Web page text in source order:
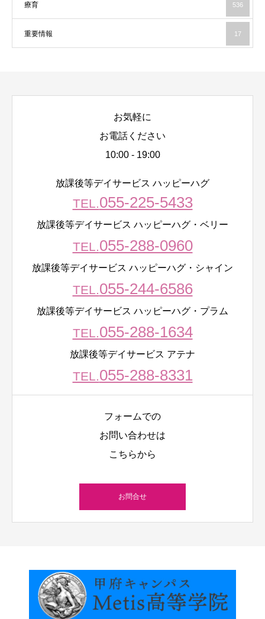
療育 536
重要情報 17
お気軽に
お電話ください
10:00 - 19:00
放課後等デイサービス ハッピーハグ
TEL.055-225-5433
放課後等デイサービス ハッピーハグ・ベリー
TEL.055-288-0960
放課後等デイサービス ハッピーハグ・シャイン
TEL.055-244-6586
放課後等デイサービス ハッピーハグ・プラム
TEL.055-288-1634
放課後等デイサービス アテナ
TEL.055-288-8331
フォームでの
お問い合わせは
こちらから
お問合せ